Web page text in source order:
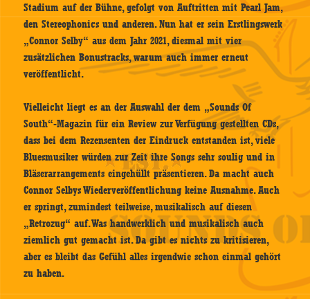
Stadium auf der Bühne, gefolgt von Auftritten mit Pearl Jam,
den Stereophonics und anderen. Nun hat er sein Erstlingswerk
„Connor Selby“ aus dem Jahr 2021, diesmal mit vier
zusätzlichen Bonustracks, warum auch immer erneut
veröffentlicht.
Vielleicht liegt es an der Auswahl der dem „Sounds Of
South“-Magazin für ein Review zur Verfügung gestellten CDs,
dass bei dem Rezensenten der Eindruck entstanden ist, viele
Bluesmusiker würden zur Zeit ihre Songs sehr soulig und in
Bläserarrangements eingehüllt präsentieren. Da macht auch
Connor Selbys Wiederveröffentlichung keine Ausnahme. Auch
er springt, zumindest teilweise, musikalisch auf diesen
„Retrozug“ auf. Was handwerklich und musikalisch auch
ziemlich gut gemacht ist. Da gibt es nichts zu kritisieren,
aber es bleibt das Gefühl alles irgendwie schon einmal gehört
zu haben.